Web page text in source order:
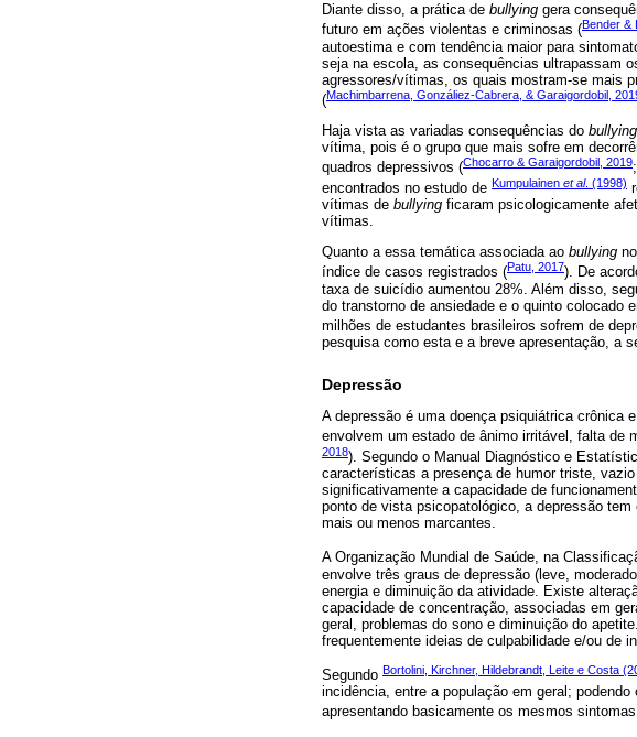
Diante disso, a prática de bullying gera
futuro em ações violentas e criminosas (Bender &
autoestima e com tendência maior para
seja na escola, as consequências ultrapassam
agressores/vítimas, os quais mostram-se mais
(Machimbarrena, Gonzáliez-Cabrera, & Garaigordobil,
Haja vista as variadas consequências do bullying
vítima, pois é o grupo que mais sofre em
quadros depressivos (Chocarro & Garaigordobil, 2019;
encontrados no estudo de Kumpulainen et al. (1998)
vítimas de bullying ficaram psicologicamente
vítimas.
Quanto a essa temática associada ao bullying
índice de casos registrados (Patu, 2017). De
taxa de suicídio aumentou 28%. Além disso,
do transtorno de ansiedade e o quinto colocado
milhões de estudantes brasileiros sofrem de
pesquisa como esta e a breve apresentação, a
Depressão
A depressão é uma doença psiquiátrica crônica
envolvem um estado de ânimo irritável, falta de
2018). Segundo o Manual Diagnóstico e
características a presença de humor triste,
significativamente a capacidade de
ponto de vista psicopatológico, a depressão
mais ou menos marcantes.
A Organização Mundial de Saúde, na
envolve três graus de depressão (leve,
energia e diminuição da atividade. Existe
capacidade de concentração, associadas em
geral, problemas do sono e diminuição do
frequentemente ideias de culpabilidade e/ou de
Segundo Bortolini, Kirchner, Hildebrandt, Leite e Costa
incidência, entre a população em geral;
apresentando basicamente os mesmos